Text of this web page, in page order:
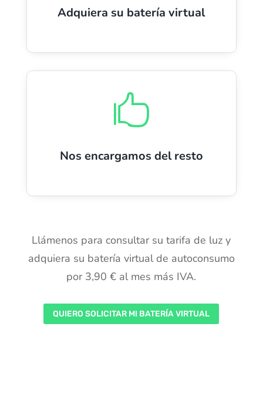
Adquiera su batería virtual

Nos encargamos del resto
Llámenos para consultar su tarifa de luz y
adquiera su batería virtual de autoconsumo
por 3,90 € al mes más IVA.
QUIERO SOLICITAR MI BATERÍA VIRTUAL